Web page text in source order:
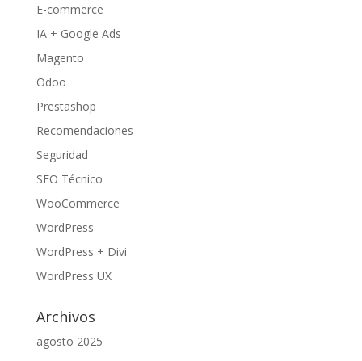
E-commerce
IA + Google Ads
Magento
Odoo
Prestashop
Recomendaciones
Seguridad
SEO Técnico
WooCommerce
WordPress
WordPress + Divi
WordPress UX
Archivos
agosto 2025